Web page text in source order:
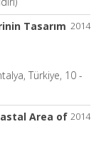
2014
Tasarım
Türkiye, 10 -
2014
Area of